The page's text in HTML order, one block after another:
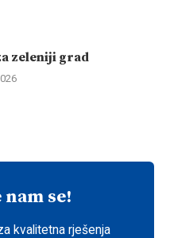
zeleniji grad
se!
kvalitetna rješenja